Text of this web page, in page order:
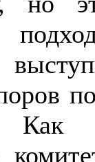
Как